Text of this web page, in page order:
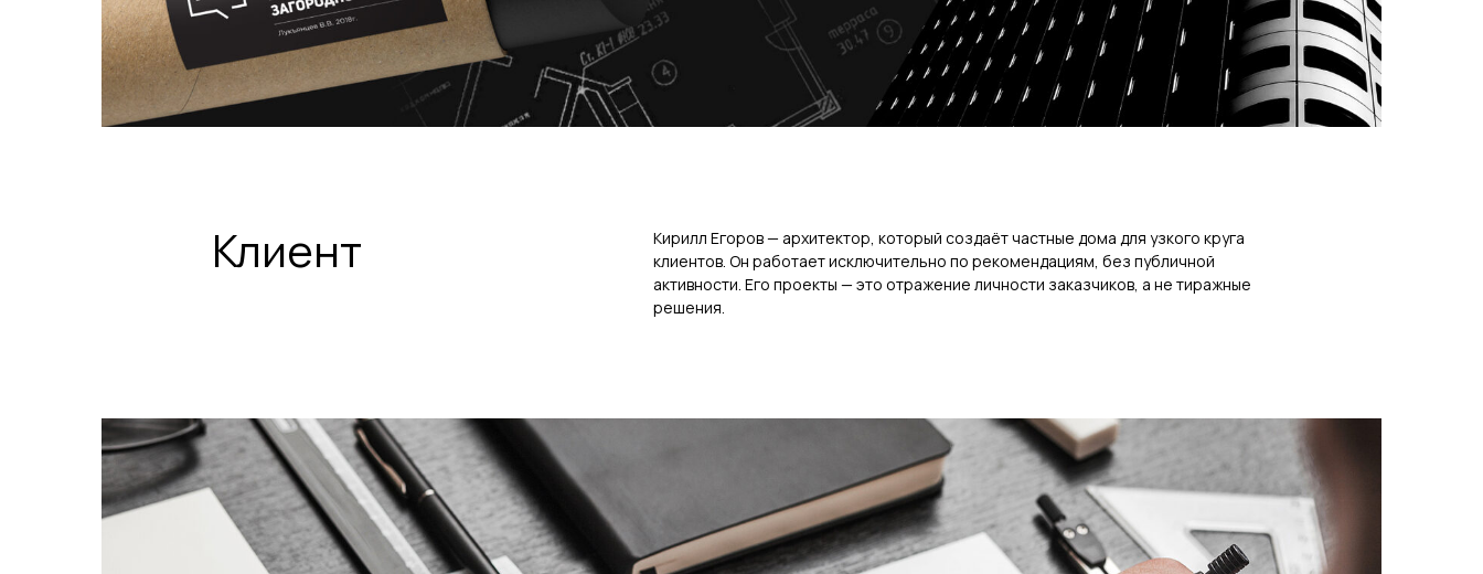
Клиент
Кирилл Егоров — архитектор, который создаёт частные дома для узкого круга
клиентов. Он работает исключительно по рекомендациям, без публичной
активности. Его проекты — это отражение личности заказчиков, а не тиражные
решения.